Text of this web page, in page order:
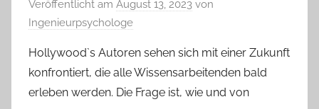
Veröffentlicht am August 13, 2023 von
Ingenieurpsychologe
Hollywood`s Autoren sehen sich mit einer Zukunft
konfrontiert, die alle Wissensarbeitenden bald
erleben werden. Die Frage ist, wie und von